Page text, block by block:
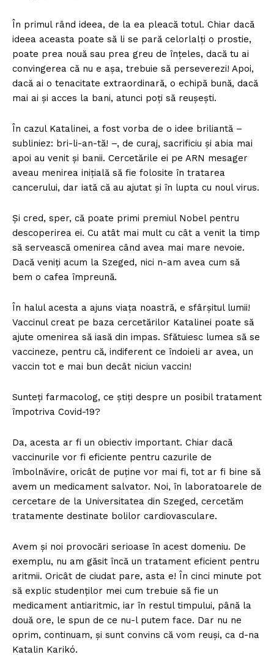
În primul rând ideea, de la ea pleacă totul. Chiar dacă
ideea aceasta poate să li se pară celorlalți o prostie,
poate prea nouă sau prea greu de înțeles, dacă tu ai
convingerea că nu e așa, trebuie să perseverezi! Apoi,
dacă ai o tenacitate extraordinară, o echipă bună, dacă
mai ai și acces la bani, atunci poți să reușești.
În cazul Katalinei, a fost vorba de o idee briliantă –
subliniez: bri-li-an-tă! –, de curaj, sacrificiu și abia mai
apoi au venit și banii. Cercetările ei pe ARN mesager
aveau menirea inițială să fie folosite în tratarea
cancerului, dar iată că au ajutat și în lupta cu noul virus.
Și cred, sper, că poate primi premiul Nobel pentru
descoperirea ei. Cu atât mai mult cu cât a venit la timp
să servească omenirea când avea mai mare nevoie.
Dacă veniți acum la Szeged, nici n-am avea cum să
bem o cafea împreună.
În halul acesta a ajuns viața noastră, e sfârșitul lumii!
Vaccinul creat pe baza cercetărilor Katalinei poate să
ajute omenirea să iasă din impas. Sfătuiesc lumea să se
vaccineze, pentru că, indiferent ce îndoieli ar avea, un
vaccin tot e mai bun decât niciun vaccin!
Sunteți farmacolog, ce știți despre un posibil tratament
împotriva Covid-19?
Da, acesta ar fi un obiectiv important. Chiar dacă
vaccinurile vor fi eficiente pentru cazurile de
îmbolnăvire, oricât de puține vor mai fi, tot ar fi bine să
avem un medicament salvator. Noi, în laboratoarele de
cercetare de la Universitatea din Szeged, cercetăm
tratamente destinate bolilor cardiovasculare.
Avem și noi provocări serioase în acest domeniu. De
exemplu, nu am găsit încă un tratament eficient pentru
aritmii. Oricât de ciudat pare, asta e! În cinci minute pot
să explic studenților mei cum trebuie să fie un
medicament antiaritmic, iar în restul timpului, până la
două ore, le spun de ce nu-l putem face. Dar nu ne
oprim, continuam, și sunt convins că vom reuși, ca d-na
Katalin Karikó.